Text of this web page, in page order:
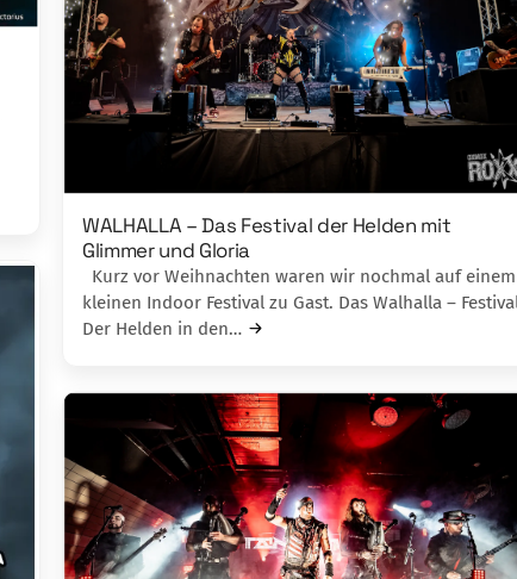
WALHALLA – Das Festival der Helden mit
Glimmer und Gloria
Kurz vor Weihnachten waren wir nochmal auf einem
kleinen Indoor Festival zu Gast. Das Walhalla –
Der Helden in den…